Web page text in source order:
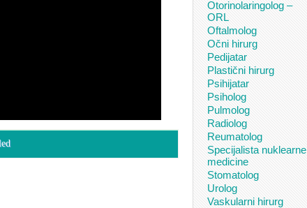
Otorinolaringolog –
ORL
Oftalmolog
Očni hirurg
Pedijatar
Plastični hirurg
Psihijatar
Psiholog
Pulmolog
Radiolog
Reumatolog
Specijalista nuklearne
medicine
Stomatolog
Urolog
Vaskularni hirurg